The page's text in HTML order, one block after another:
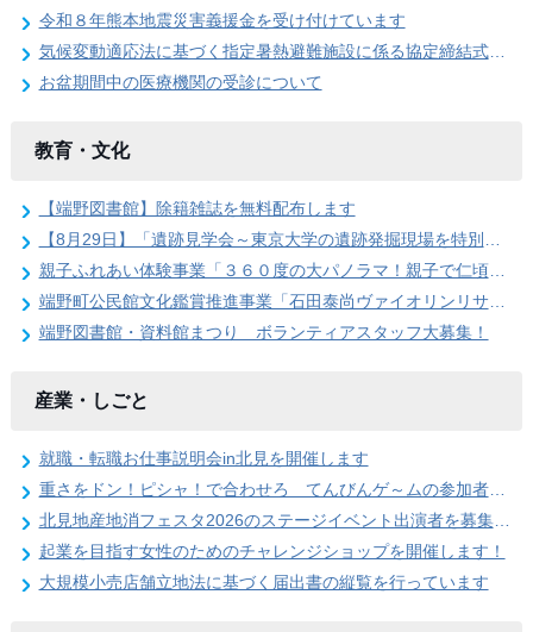
令和８年熊本地震災害義援金を受け付けています
気候変動適応法に基づく指定暑熱避難施設に係る協定締結式を開催しました
お盆期間中の医療機関の受診について
教育・文化
【端野図書館】除籍雑誌を無料配布します
【8月29日】「遺跡見学会～東京大学の遺跡発掘現場を特別公開」参加者を募集します
親子ふれあい体験事業「３６０度の大パノラマ！親子で仁頃登山」の参加者募集のお知らせ
端野町公民館文化鑑賞推進事業「石田泰尚ヴァイオリンリサイタル」を開催します
端野図書館・資料館まつり ボランティアスタッフ大募集！
産業・しごと
就職・転職お仕事説明会in北見を開催します
重さをドン！ピシャ！で合わせろ てんびんゲ～ムの参加者を募集します（北見地産地消フェスタ2026）
北見地産地消フェスタ2026のステージイベント出演者を募集します
起業を目指す女性のためのチャレンジショップを開催します！
大規模小売店舗立地法に基づく届出書の縦覧を行っています